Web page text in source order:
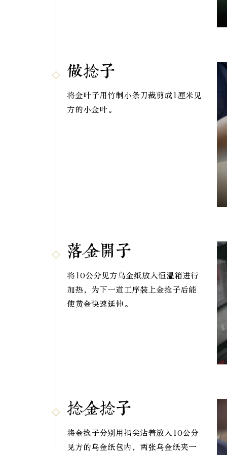
做捻子
将金叶子用竹制小条刀裁剪成1厘米见
方的小金叶。
落金开子
将10公分见方乌金纸放入恒温箱进行
加热，为下一道工序装上金捻子后能
使黄金快速延伸。
捻金捻子
将金捻子分别用指尖沾着放入10公分
见方的乌金纸包内，两张乌金纸夹一